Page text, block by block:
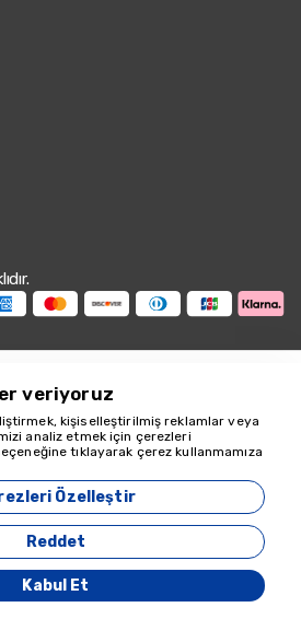
Travel - 18349
Yönetim Sistemi
veriyoruz
kişiselleştirilmiş reklamlar veya
analiz etmek için çerezleri
tıklayarak çerez kullanmamıza
Özelleştir
Reddet
Kabul Et